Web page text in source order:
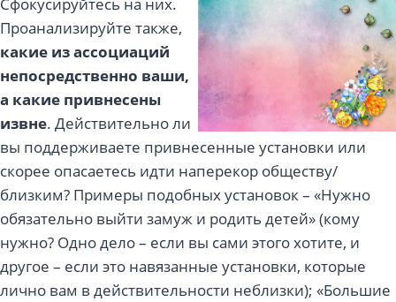
Проанализируйте также,
какие из ассоциаций
непосредственно ваши,
а какие привнесены
извне. Действительно ли
вы поддерживаете привнесенные установки или
скорее опасаетесь идти наперекор обществу/
близким? Примеры подобных установок – «Нужно
обязательно выйти замуж и родить детей» (кому
нужно? Одно дело – если вы сами этого хотите, и
другое – если это навязанные установки, которые
лично вам в действительности неблизки); «Большие